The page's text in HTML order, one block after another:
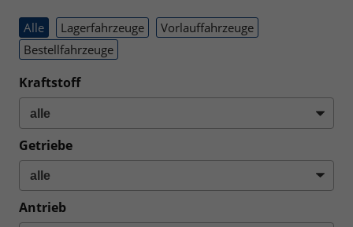
Alle Lagerfahrzeuge
Vorlauffahrzeuge
Bestellfahrzeuge
Kraftstoff
Getriebe
Antrieb